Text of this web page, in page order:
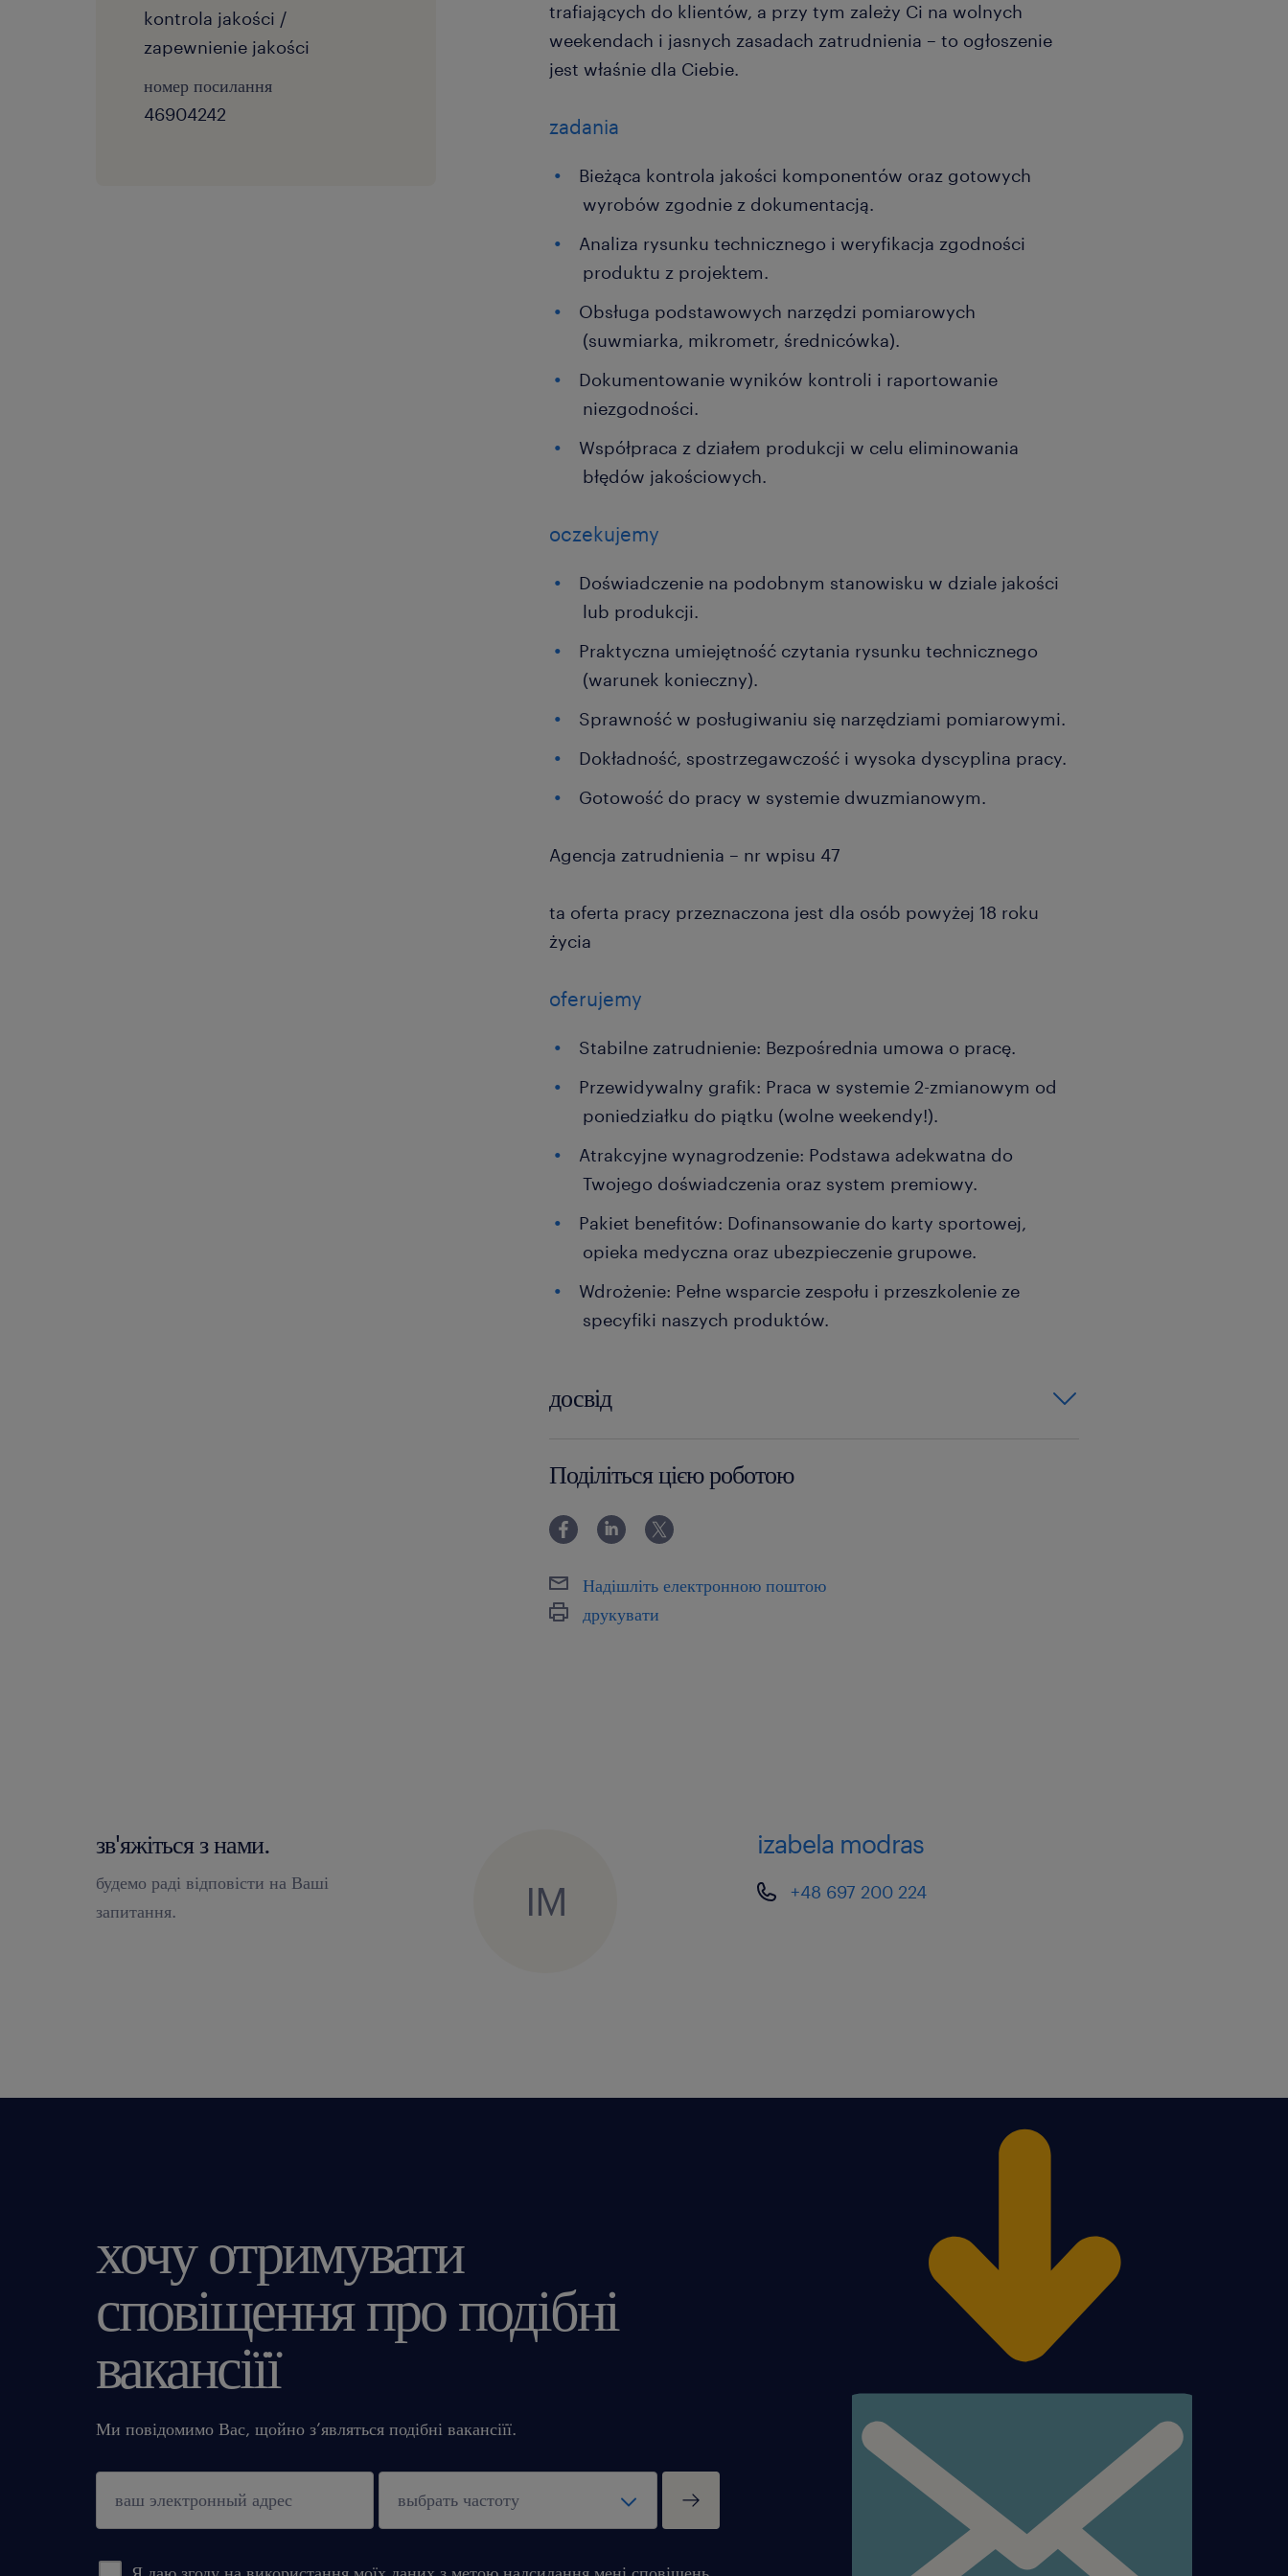
kontrola jakości /
zapewnienie jakości
номер посилання
46904242
trafiających do klientów, a przy tym zależy Ci na wolnych
weekendach i jasnych zasadach zatrudnienia – to ogłoszenie
jest właśnie dla Ciebie.
zadania
Bieżąca kontrola jakości komponentów oraz gotowych
wyrobów zgodnie z dokumentacją.
Analiza rysunku technicznego i weryfikacja zgodności
produktu z projektem.
Obsługa podstawowych narzędzi pomiarowych
(suwmiarka, mikrometr, średnicówka).
Dokumentowanie wyników kontroli i raportowanie
niezgodności.
Współpraca z działem produkcji w celu eliminowania
błędów jakościowych.
oczekujemy
Doświadczenie na podobnym stanowisku w dziale jakości
lub produkcji.
Praktyczna umiejętność czytania rysunku technicznego
(warunek konieczny).
Sprawność w posługiwaniu się narzędziami pomiarowymi.
Dokładność, spostrzegawczość i wysoka dyscyplina pracy.
Gotowość do pracy w systemie dwuzmianowym.
Agencja zatrudnienia – nr wpisu 47
ta oferta pracy przeznaczona jest dla osób powyżej 18 roku
życia
oferujemy
Stabilne zatrudnienie: Bezpośrednia umowa o pracę.
Przewidywalny grafik: Praca w systemie 2-zmianowym od
poniedziałku do piątku (wolne weekendy!).
Atrakcyjne wynagrodzenie: Podstawa adekwatna do
Twojego doświadczenia oraz system premiowy.
Pakiet benefitów: Dofinansowanie do karty sportowej,
opieka medyczna oraz ubezpieczenie grupowe.
Wdrożenie: Pełne wsparcie zespołu i przeszkolenie ze
specyfiki naszych produktów.
досвід
Поділіться цією роботою
Надішліть електронною поштою
друкувати
зв'яжіться з нами.
будемо раді відповісти на Ваші
запитання.
IM
izabela modras
+48 697 200 224
хочу отримувати
сповіщення про подібні
вакансіїї
Ми повідомимо Вас, щойно з’являться подібні вакансіїї.
підтверджувати